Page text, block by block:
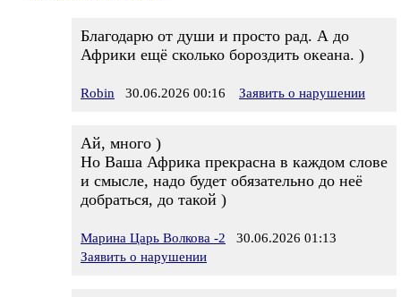
Благодарю от души и просто рад. А до
Африки ещё сколько бороздить океана. )
Robin 30.06.2026 00:16 Заявить о нарушении
Ай, много )
Но Ваша Африка прекрасна в каждом слове
и смысле, надо будет обязательно до неё
добраться, до такой )
Марина Царь Волкова -2 30.06.2026 01:13
Заявить о нарушении